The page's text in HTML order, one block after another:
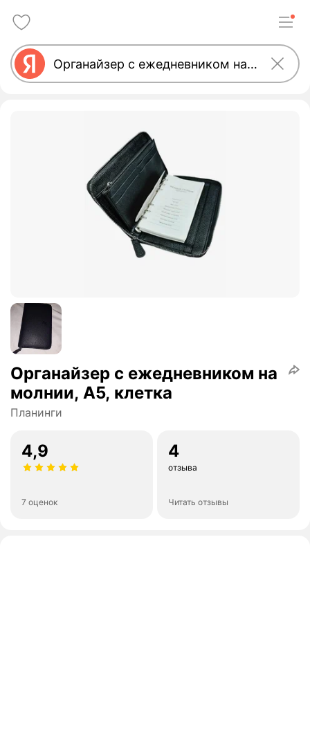
Органайзер с ежедневником на
молнии, А5, клетка
Планинги
4,9
7 оценок
4
отзыва
Читать отзывы